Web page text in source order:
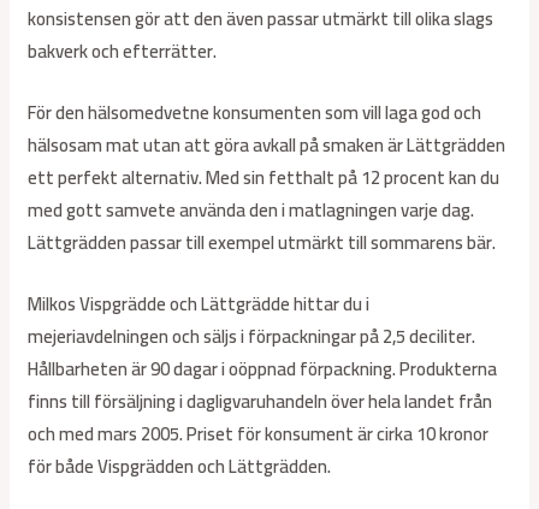
konsistensen gör att den även passar utmärkt till olika slags
bakverk och efterrätter.
För den hälsomedvetne konsumenten som vill laga god och
hälsosam mat utan att göra avkall på smaken är Lättgrädden
ett perfekt alternativ. Med sin fetthalt på 12 procent kan du
med gott samvete använda den i matlagningen varje dag.
Lättgrädden passar till exempel utmärkt till sommarens bär.
Milkos Vispgrädde och Lättgrädde hittar du i
mejeriavdelningen och säljs i förpackningar på 2,5 deciliter.
Hållbarheten är 90 dagar i oöppnad förpackning. Produkterna
finns till försäljning i dagligvaruhandeln över hela landet från
och med mars 2005. Priset för konsument är cirka 10 kronor
för både Vispgrädden och Lättgrädden.